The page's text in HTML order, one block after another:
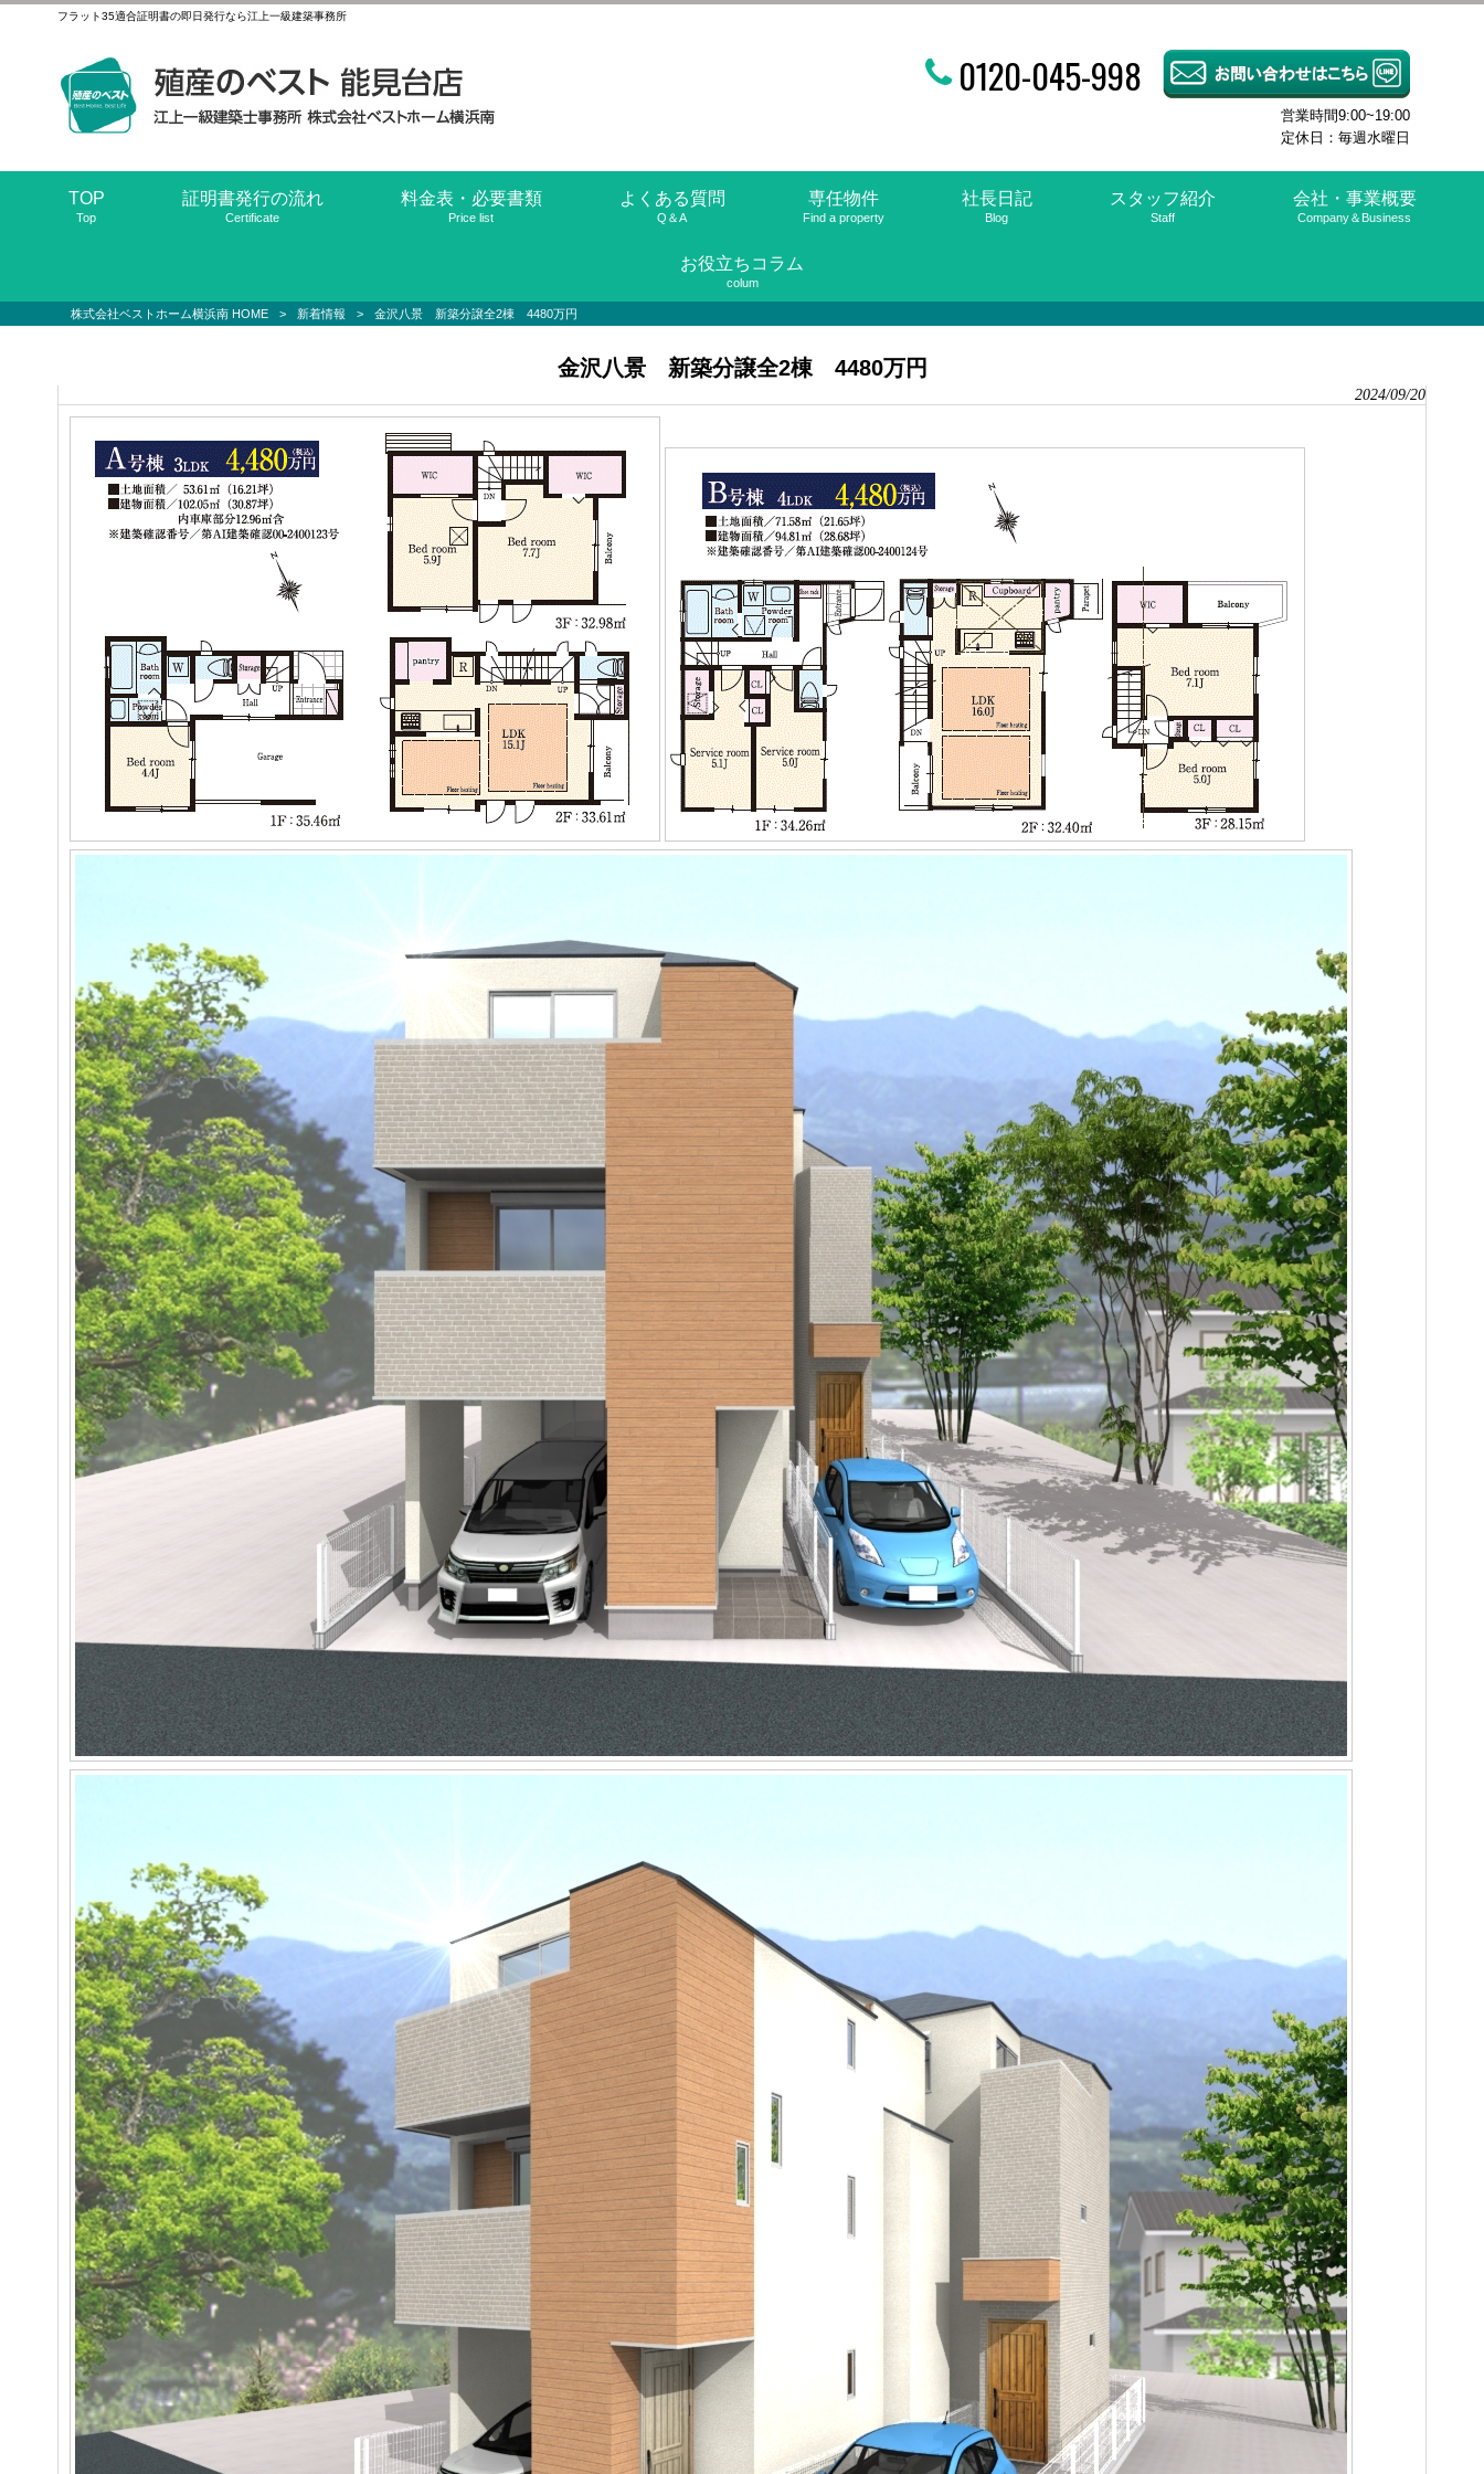
フラット35適合証明書の即日発行なら江上一級建築事務所
0120-045-998
営業時間9:00~19:00
定休日：毎週水曜日
TOP
Top
証明書発行の流れ
Certificate
料金表・必要書類
Price list
よくある質問
Q＆A
専任物件
Find a property
社長日記
Blog
スタッフ紹介
Staff
会社・事業概要
Company＆Business
お役立ちコラム
colum
株式会社ベストホーム横浜南 HOME > 新着情報 > 金沢八景 新築分譲全2棟 4480万円
金沢八景 新築分譲全2棟 4480万円
2024/09/20